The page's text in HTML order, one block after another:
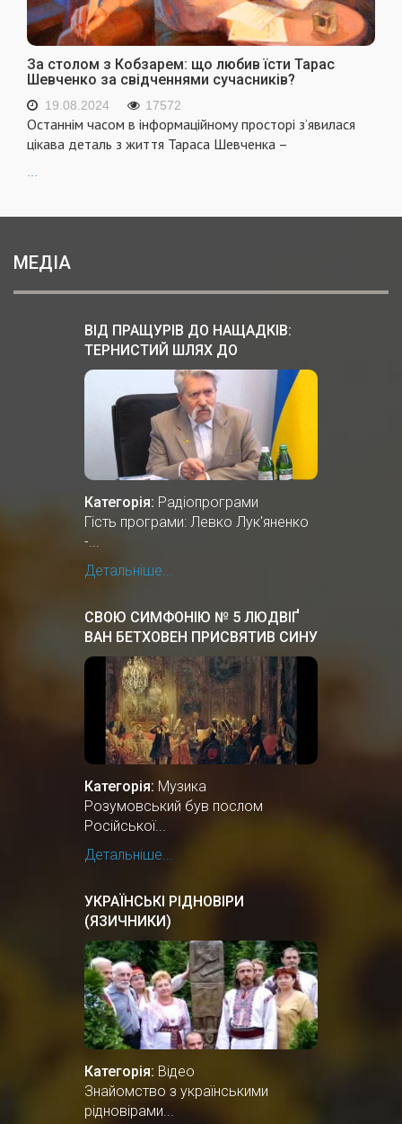
За столом з Кобзарем: що любив їсти Тарас
Шевченко за свідченнями сучасників?
19.08.2024 17572
Останнім часом в інформаційному просторі з’явилася
цікава деталь з життя Тараса Шевченка –
МЕДІА
ВІД ПРАЩУРІВ ДО НАЩАДКІВ:
ТЕРНИСТИЙ ШЛЯХ ДО
НЕЗАЛЕЖНОСТІ
Категорія: Радіопрограми
Гість програми: Левко Лук'яненко
-...
Детальніше...
СВОЮ СИМФОНІЮ № 5 ЛЮДВІҐ
ВАН БЕТХОВЕН ПРИСВЯТИВ СИНУ
ОСТАННЬОГО ГЕТЬМАНА
УКРАЇНИ, ГРАФУ АНДРІЮ
РОЗУМОВСЬКОМУ.
Категорія: Музика
Розумовський був послом
Російської...
Детальніше...
УКРАЇНСЬКІ РІДНОВІРИ
(ЯЗИЧНИКИ)
Категорія: Відео
Знайомство з українськими
рідновірами...